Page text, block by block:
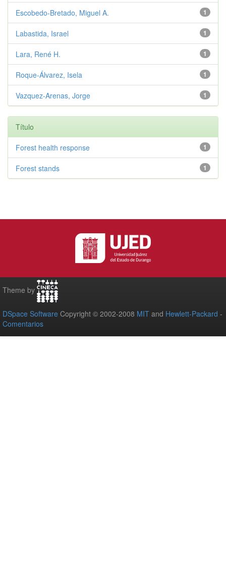
1
Escobedo-Bretado, Miguel A.
1
Labastida, Israel
1
Lara, René H.
1
Roque-Álvarez, Isela
1
Vazquez-Arenas, Jorge
Título
1
Forest health response
1
Forest stands
Theme by
DSpace Software Copyright © 2002-2008 MIT and Hewlett-Packard -
Comentarios